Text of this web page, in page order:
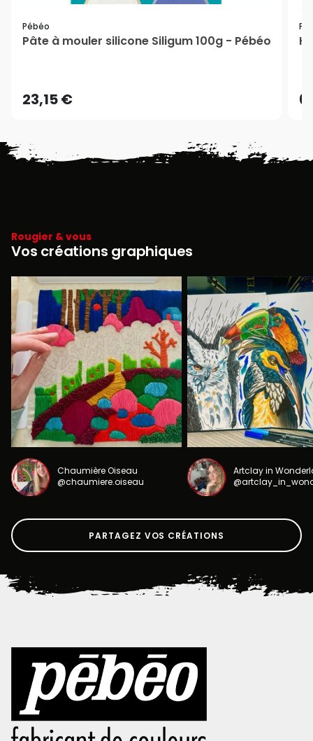
Pébéo
Pâte à mouler silicone Siligum 100g - Pébéo
23,15 €
Rougier & vous
Vos créations graphiques
Chaumière Oiseau
@chaumiere.oiseau
Artclay in
PARTAGEZ VOS CRÉATIONS